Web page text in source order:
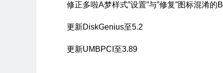
修正多啦A梦样式”设置”与”修复”图标混淆的
更新DiskGenius至5.2
更新UMBPCI至3.89